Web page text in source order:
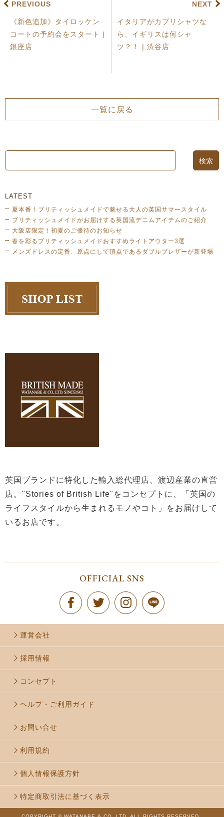
LATEST
夏本番！ブリティッシュメイドで魅せる大人の英国サマースタイル
ブリティッシュメイドがお届けする英国流デニムアイテムのご紹介
大阪店限定！初夏のご優待のお知らせ
春を彩るブリティッシュメイドおすすめライトアウター3選
メンズドレスの定番、原点にして頂点であるダブルブレザーが新登場
英国ブランドに特化した輸入総代理店、渡辺産業の直営
店。"Stories of British Life"をコンセプトに、「英国の
ライフスタイルから生まれるモノやコト」をお届けして
いるお店です。
PREVIOUS
《新色追加》タイロッケン
コートの予約会をスタート |
銀座店
NEXT
イタリアがカプリシャツな
ら、イギリスは何シャ
ツ？！ | 渋谷店
一覧に戻る
OFFICIAL SNS
運営会社
採用情報
コンセプト
ヘルプ・ご利用ガイド
お問い合せ
利用規約
個人情報保護方針
特定商取引法に基づく表示